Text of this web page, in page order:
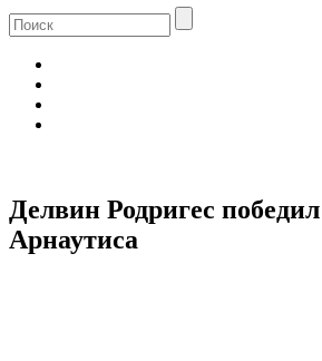
Делвин Родригес
Арнаутиса